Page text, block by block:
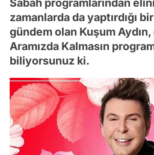
Sabah programlarından
zamanlarda da yaptırdığı
gündem olan Kuşum
Aramızda Kalmasın
biliyorsunuz ki.